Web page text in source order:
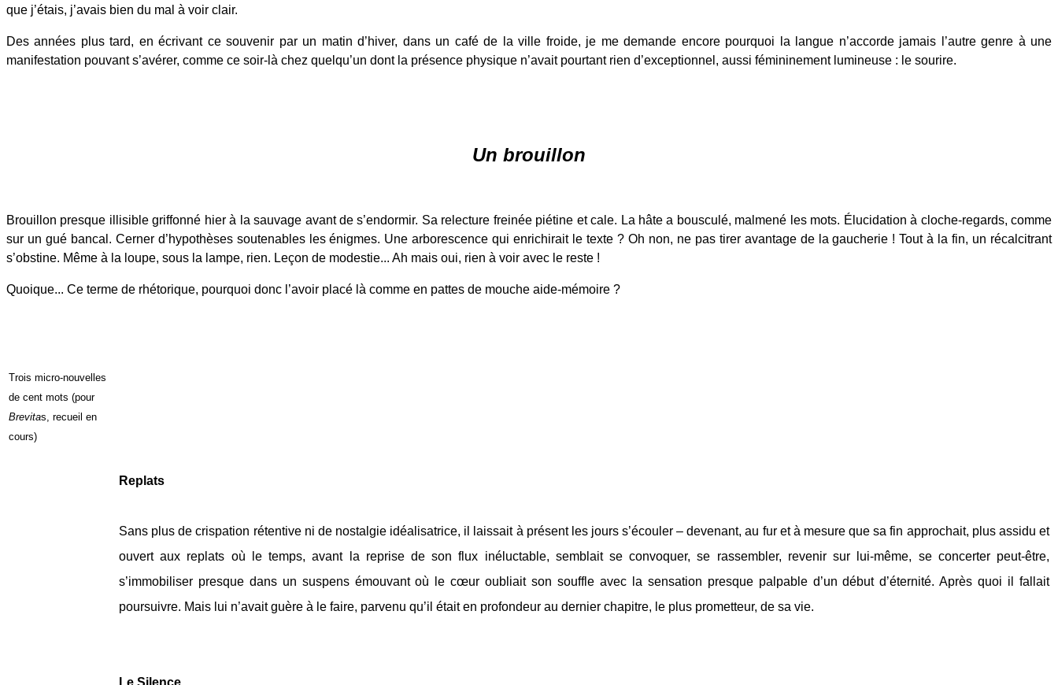
que j’étais, j’avais bien du mal à voir clair.
Des années plus tard, en écrivant ce souvenir par un matin d’hiver, dans un café de la ville froide, je me demande encore pourquoi la langue n’accorde jamais l’autre genre à une
manifestation pouvant s’avérer, comme ce soir-là chez quelqu’un dont la présence physique n’avait pourtant rien d’exceptionnel, aussi fémininement lumineuse : le sourire.
Un brouillon
Brouillon presque illisible griffonné hier à la sauvage avant de s’endormir. Sa relecture freinée piétine et cale. La hâte a bousculé, malmené les mots. Élucidation à cloche-regards, comme
sur un gué bancal. Cerner d’hypothèses soutenables les énigmes. Une arborescence qui enrichirait le texte ? Oh non, ne pas tirer avantage de la gaucherie ! Tout à la fin, un récalcitrant
s’obstine. Même à la loupe, sous la lampe, rien. Leçon de modestie... Ah mais oui, rien à voir avec le reste !
Quoique... Ce terme de rhétorique, pourquoi donc l’avoir placé là comme en pattes de mouche aide-mémoire ?
Trois micro-nouvelles
de cent mots (pour
Brevitas, recueil en
cours)
Replats
Sans plus de crispation rétentive ni de nostalgie idéalisatrice, il laissait à présent les jours s’écouler – devenant, au fur et à mesure que sa fin approchait, plus assidu et
ouvert aux replats où le temps, avant la reprise de son flux inéluctable, semblait se convoquer, se rassembler, revenir sur lui-même, se concerter peut-être,
s’immobiliser presque dans un suspens émouvant où le cœur oubliait son souffle avec la sensation presque palpable d’un début d’éternité. Après quoi il fallait
poursuivre. Mais lui n’avait guère à le faire, parvenu qu’il était en profondeur au dernier chapitre, le plus prometteur, de sa vie.
Le Silence